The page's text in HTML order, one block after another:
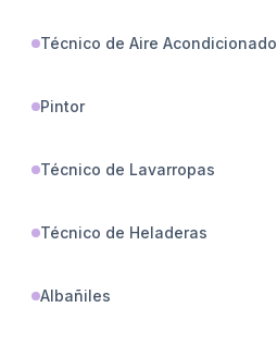
Técnico de Aire Acondicionado
Pintor
Técnico de Lavarropas
Técnico de Heladeras
Albañiles